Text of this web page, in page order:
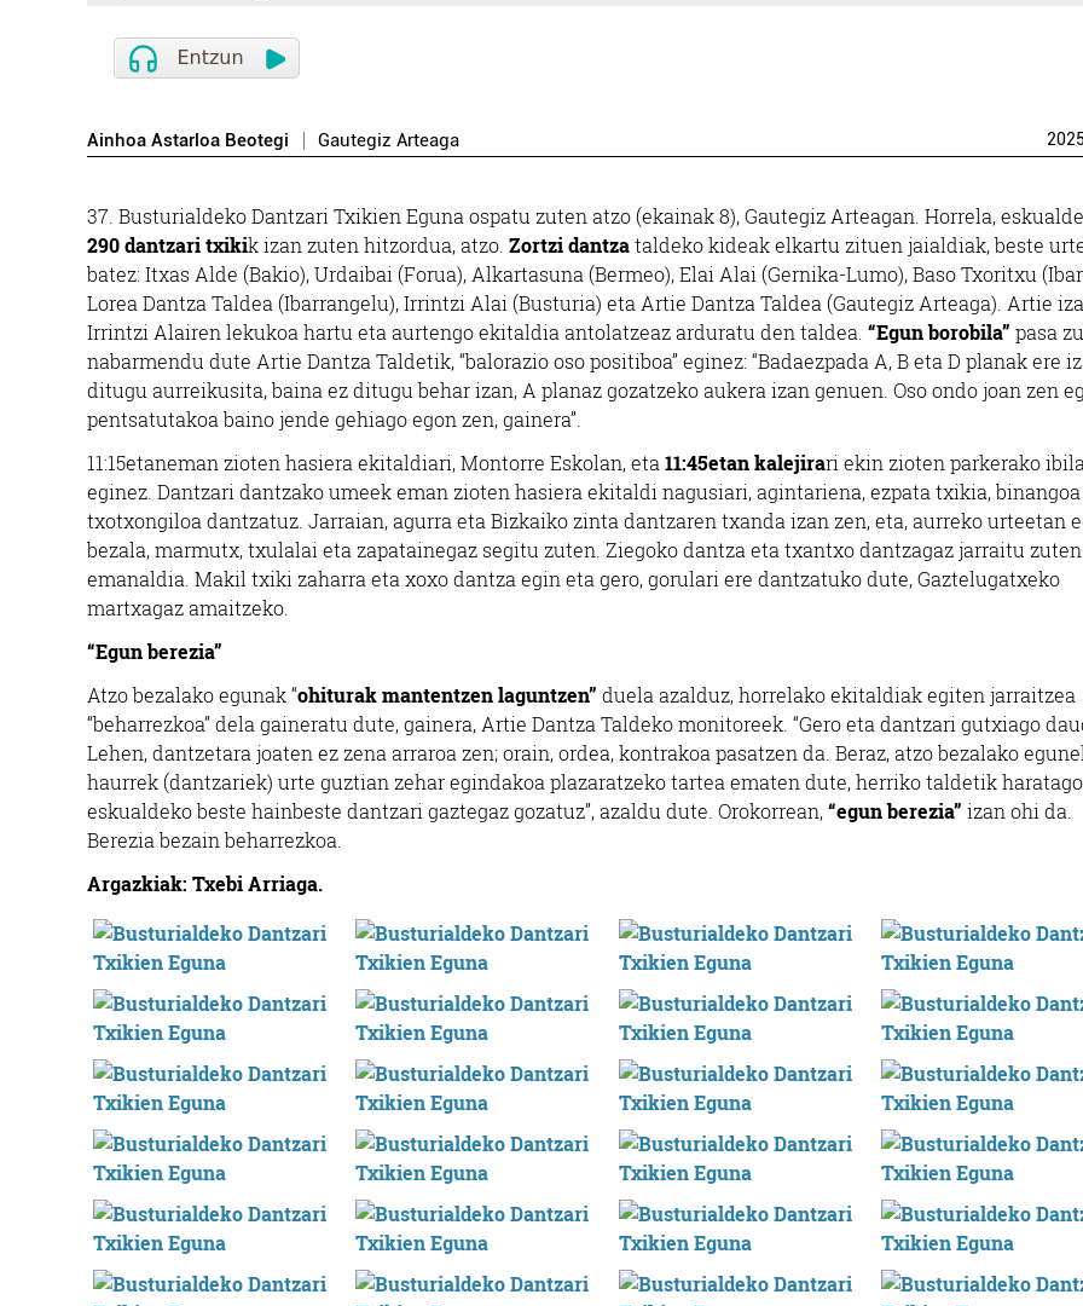
Ainhoa Astarloa Beotegi Gautegiz Arteaga
37. Busturialdeko Dantzari Txikien Eguna ospatu zuten atzo (ekainak 8), Gautegiz Arteagan. Horrela, e
290 dantzari txikik izan zuten hitzordua, atzo. Zortzi dantzataldeko kideak elkartu zituen jaialdiak, beste
batez: Itxas Alde (Bakio), Urdaibai (Forua), Alkartasuna (Bermeo), Elai Alai (Gernika-Lumo), Baso Txoritxu
Lorea Dantza Taldea (Ibarrangelu), Irrintzi Alai (Busturia) eta Artie Dantza Taldea (Gautegiz Arteaga). Artie
Irrintzi Alairen lekukoa hartu eta aurtengo ekitaldia antolatzeaz arduratu den taldea. “Egun borobila” pasa
nabarmendu dute Artie Dantza Taldetik, “balorazio oso positiboa” eginez: “Badaezpada A, B eta D planak ere
ditugu aurreikusita, baina ez ditugu behar izan, A planaz gozatzeko aukera izan genuen. Oso ondo joan zen
pentsatutakoa baino jende gehiago egon zen, gainera”.
11:15etaneman zioten hasiera ekitaldiari, Montorre Eskolan, eta 11:45etan kalejirari ekin zioten parkerako
eginez. Dantzari dantzako umeek eman zioten hasiera ekitaldi nagusiari, agintariena, ezpata txikia,
txotxongiloa dantzatuz. Jarraian, agurra eta Bizkaiko zinta dantzaren txanda izan zen, eta, aurreko urteetan
bezala, marmutx, txulalai eta zapatainegaz segitu zuten. Ziegoko dantza eta txantxo dantzagaz jarraitu zuten
emanaldia. Makil txiki zaharra eta xoxo dantza egin eta gero, gorulari ere dantzatuko dute, Gaztelugatxeko
martxagaz amaitzeko.
“Egun berezia”
Atzo bezalako egunak “ohiturak mantentzen laguntzen” duela azalduz, horrelako ekitaldiak egiten jarraitzea
“beharrezkoa” dela gaineratu dute, gainera, Artie Dantza Taldeko monitoreek. “Gero eta dantzari gutxiago
Lehen, dantzetara joaten ez zena arraroa zen; orain, ordea, kontrakoa pasatzen da. Beraz, atzo bezalako
haurrek (dantzariek) urte guztian zehar egindakoa plazaratzeko tartea ematen dute, herriko taldetik
eskualdeko beste hainbeste dantzari gaztegaz gozatuz”, azaldu dute. Orokorrean,“egun berezia” izan ohi da.
Berezia bezain beharrezkoa.
Argazkiak: Txebi Arriaga.